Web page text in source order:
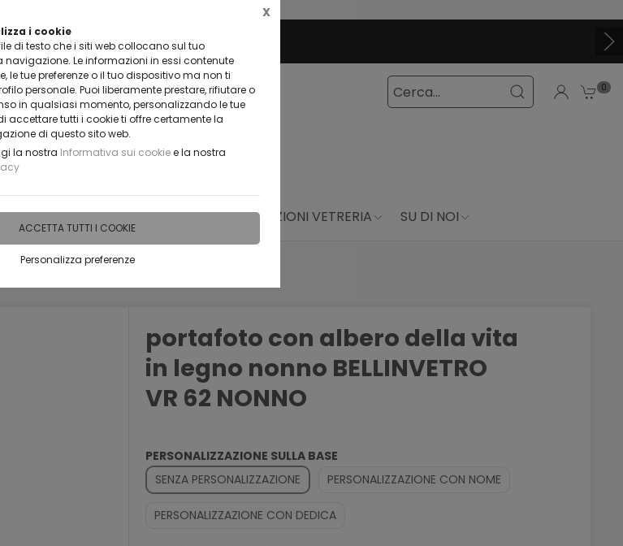
i cookie
di testo che i siti web collocano sul tuo
Le informazioni in essi contenute
le tue preferenze o il tuo dispositivo ma non ti
personale. Puoi liberamente prestare, rifiutare o
in qualsiasi momento, personalizzando le tue
accettare tutti i cookie ti offre certamente la
di questo sito web.
la nostra Informativa sui cookiee la nostra
ACCETTA TUTTI I COOKIE
Personalizza preferenze
X
CLICCA E SCOPRI I COUPON ATTIVI ADESSO
0
RECENSIONI HORECA PRODUZIONI VETRERIA SU DI NOI
portafoto con albero della vita
in legno nonno BELLINVETRO
VR 62 NONNO
PERSONALIZZAZIONE SULLA BASE
SENZA PERSONALIZZAZIONE
PERSONALIZZAZIONE CON NOME
PERSONALIZZAZIONE CON DEDICA